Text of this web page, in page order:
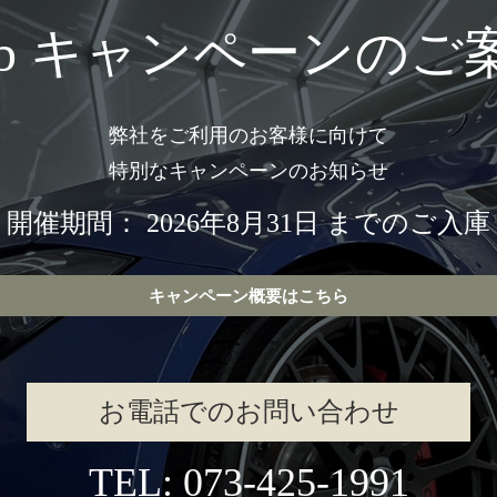
キャンペーンのご
弊社をご利用のお客様に向けて
特別なキャンペーンのお知らせ
開催期間： 2026年8月31日 までのご入庫
キャンペーン概要はこちら
お電話でのお問い合わせ
TEL: 073-425-1991